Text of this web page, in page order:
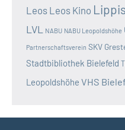
Leos Leos Kino
LVL NABU NABU Leopoldshöhe
Partnerschaftsverein SKV
Stadtbibliothek Bielefeld
Leopoldshöhe VHS